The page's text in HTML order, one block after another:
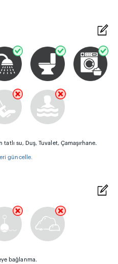
tatlı su, Duş, Tuvalet, Çamaşırhane.
güncelle.
bağlanma.